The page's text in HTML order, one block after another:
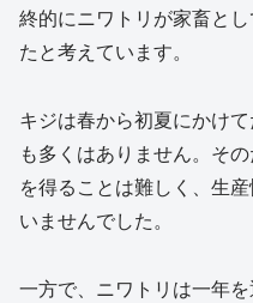
終的にニワトリが家畜と
たと考えています。
キジは春から初夏にかけ
も多くはありません。そ
を得ることは難しく、生
いませんでした。
一方で、ニワトリは一年を